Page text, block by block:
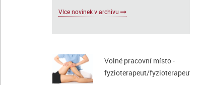
Více novinek v archivu
Volné pracovní místo -
fyzioterapeut/fyzioterapeutka